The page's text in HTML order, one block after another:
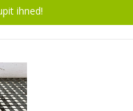
ihned!